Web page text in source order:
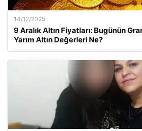
14/12/2025
9 Aralık Altın Fiyatları: Bugünün
Yarım Altın Değerleri Ne?